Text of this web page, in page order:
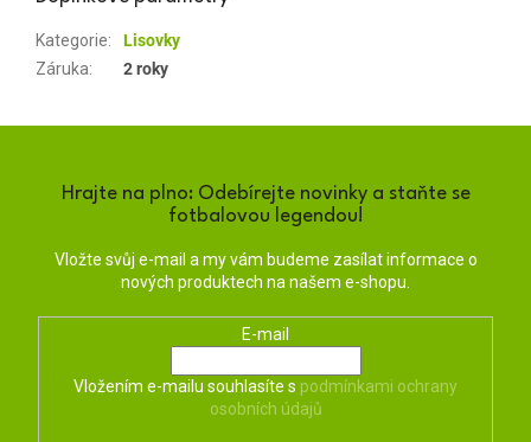
Kategorie:
Lisovky
Záruka: 2 roky
Hrajte na plno: Odebírejte novinky a staňte se
fotbalovou legendou!
Vložte svůj e-mail a my vám budeme zasílat informace o
nových produktech na našem e-shopu.
E-mail
Vložením e-mailu souhlasíte s podmínkami ochrany
osobních údajů